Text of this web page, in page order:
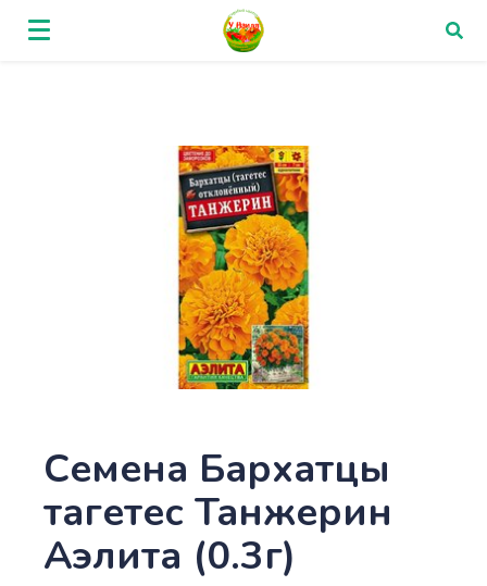
Семена Бархатцы
тагетес Танжерин
Аэлита (0.3г)